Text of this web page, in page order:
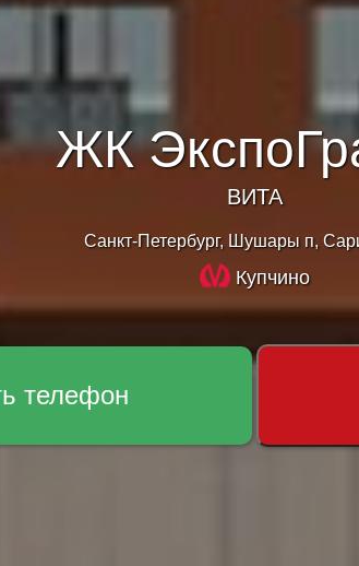
ЖК
ВИТА
Санкт-Петербург, Шушары п,
Купчино
телефон